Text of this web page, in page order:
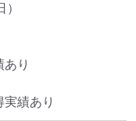
り
績あり